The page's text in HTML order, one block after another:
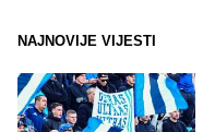
NAJNOVIJE VIJESTI